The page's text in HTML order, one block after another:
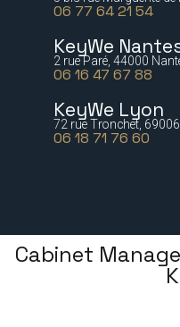
06 77 64 21 54
KeyWe
2 rue Paré, 44000
06 16 47 67 88
KeyWe Lyon
72 rue Tronchet,
06 18 71 76 60
Cabinet